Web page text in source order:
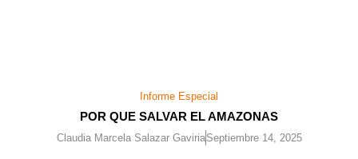
Informe Especial
POR QUE SALVAR EL AMAZONAS
Claudia Marcela Salazar GaviriaSeptiembre 14, 2025